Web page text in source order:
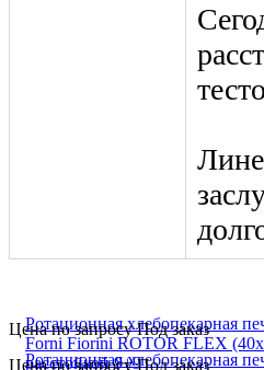
Ротационная хлебопекарная
Forni Fiorini ROTOR FLEX
расстойкой 9+9
Цена по запросуПод заказ
Ротационная хлебопекарная
Цена по запросуПод заказ